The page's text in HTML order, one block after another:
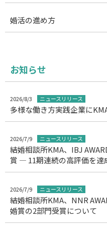
婚活の進め方
お知らせ
2026/8/3 ニュースリリース
多様な働き方実践企業に
2026/7/9 ニュースリリース
結婚相談所KMA、IBJ
賞 ― 11期連続の高評価を達
2026/7/9 ニュースリリース
結婚相談所KMA、NNR
婚賞の2部門受賞について